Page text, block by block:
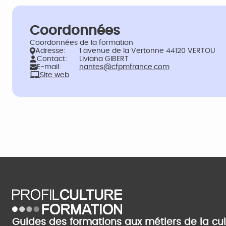
Coordonnées
Coordonnées de la formation
Adresse:
1 avenue de la Vertonne 44120 VERTOU
Contact:
Liviana GIBERT
E-mail:
nantes@cfpmfrance.com
Site web
Guides des formations aux métiers de la